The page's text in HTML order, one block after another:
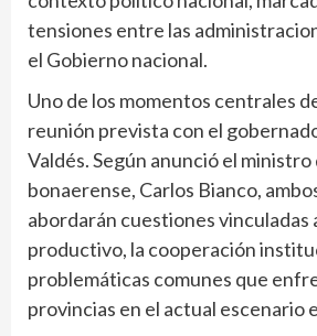
tensiones entre las
el Gobierno nacional.
Uno de los momentos centrales
reunión prevista con el
Valdés. Según anunció el
bonaerense, Carlos Bianco,
abordarán cuestiones vinculadas
productivo, la cooperación
problemáticas comunes que
provincias en el actual escenario